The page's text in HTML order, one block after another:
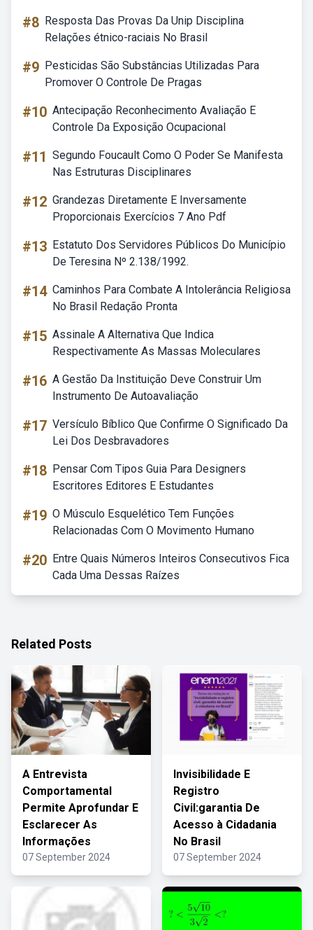
#8 Resposta Das Provas Da Unip Disciplina
Relações étnico-raciais No Brasil
#9 Pesticidas São Substâncias Utilizadas Para
Promover O Controle De Pragas
#10 Antecipação Reconhecimento Avaliação E
Controle Da Exposição Ocupacional
#11 Segundo Foucault Como O Poder Se Manifesta
Nas Estruturas Disciplinares
#12 Grandezas Diretamente E Inversamente
Proporcionais Exercícios 7 Ano Pdf
#13 Estatuto Dos Servidores Públicos Do Município
De Teresina Nº 2.138/1992.
#14 Caminhos Para Combate A Intolerância Religiosa
No Brasil Redação Pronta
#15 Assinale A Alternativa Que Indica
Respectivamente As Massas Moleculares
#16 A Gestão Da Instituição Deve Construir Um
Instrumento De Autoavaliação
#17 Versículo Bíblico Que Confirme O Significado Da
Lei Dos Desbravadores
#18 Pensar Com Tipos Guia Para Designers
Escritores Editores E Estudantes
#19 O Músculo Esquelético Tem Funções
Relacionadas Com O Movimento Humano
#20 Entre Quais Números Inteiros Consecutivos Fica
Cada Uma Dessas Raízes
Related Posts
A Entrevista
Comportamental
Permite Aprofundar E
Esclarecer As
Informações
07 September 2024
Invisibilidade E
Registro
Civil:garantia De
Acesso à Cidadania
No Brasil
07 September 2024